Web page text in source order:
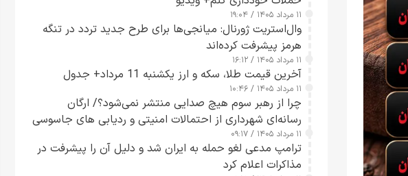
۱۱ مرداد ۱۴۰۵ / ۱۹:۰۴
وال‌استریت ژورنال: میانجی‌ها برای طرح جدید تردد در تنگه
هرمز پیشرفت کرده‌اند
۱۱ مرداد ۱۴۰۵ / ۱۶:۱۲
آخرین قیمت طلا، سکه و ارز یکشنبه 11 مرداد+ جدول
۱۱ مرداد ۱۴۰۵ / ۱۰:۴۶
چرا از رهبر سوم هیچ صدایی منتشر نمی‌شود؟/ ارگان
رسانه‌ای شهرداری از احتمالات امنیتی و ردیابی های جاسوسی
گفت
۱۱ مرداد ۱۴۰۵ / ۰۹:۱۷
ترامپ مدعی لغو حمله به ایران شد و دلیل آن را پیشرفت در
مذاکرات اعلام کرد